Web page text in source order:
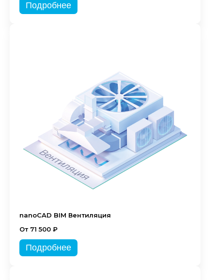
Подробнее
nanoCAD BIM Вентиляция
От 71 500 ₽
Подробнее